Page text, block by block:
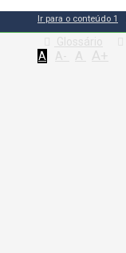
Ir para o conteúdo 1
Glossário
A
A- A A+